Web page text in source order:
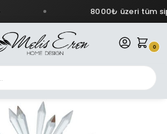
8000₺ üzeri tüm
0